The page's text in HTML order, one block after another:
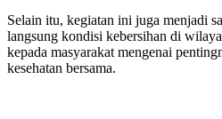
Selain itu, kegiatan ini juga menjadi
langsung kondisi kebersihan di
kepada masyarakat mengenai
kesehatan bersama.